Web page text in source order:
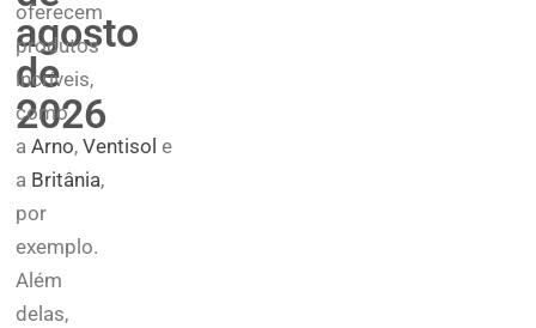
agosto
de
2026
oferecem
produtos
incríveis,
como
aArno,Ventisol e
a Britânia,
por
exemplo.
Além
delas,